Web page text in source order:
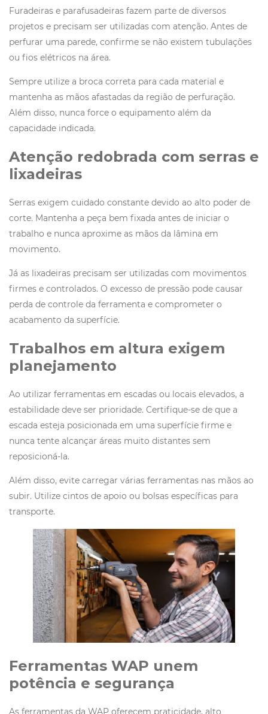
Furadeiras e parafusadeiras fazem parte de diversos
projetos e precisam ser utilizadas com atenção. Antes de
perfurar uma parede, confirme se não existem tubulações
ou fios elétricos na área.
Sempre utilize a broca correta para cada material e
mantenha as mãos afastadas da região de perfuração.
Além disso, nunca force o equipamento além da
capacidade indicada.
Atenção redobrada com serras e
lixadeiras
Serras exigem cuidado constante devido ao alto poder de
corte. Mantenha a peça bem fixada antes de iniciar o
trabalho e nunca aproxime as mãos da lâmina em
movimento.
Já as lixadeiras precisam ser utilizadas com movimentos
firmes e controlados. O excesso de pressão pode causar
perda de controle da ferramenta e comprometer o
acabamento da superfície.
Trabalhos em altura exigem
planejamento
Ao utilizar ferramentas em escadas ou locais elevados, a
estabilidade deve ser prioridade. Certifique-se de que a
escada esteja posicionada em uma superfície firme e
nunca tente alcançar áreas muito distantes sem
reposicioná-la.
Além disso, evite carregar várias ferramentas nas mãos ao
subir. Utilize cintos de apoio ou bolsas específicas para
transporte.
Ferramentas WAP unem
potência e segurança
As ferramentas da WAP oferecem praticidade, alto